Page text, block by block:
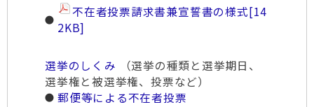
不在者投票請求書兼宣誓書の様式[14
2KB]
選挙のしくみ （選挙の種類と選挙期日、
選挙権と被選挙権、投票など）
郵便等による不在者投票